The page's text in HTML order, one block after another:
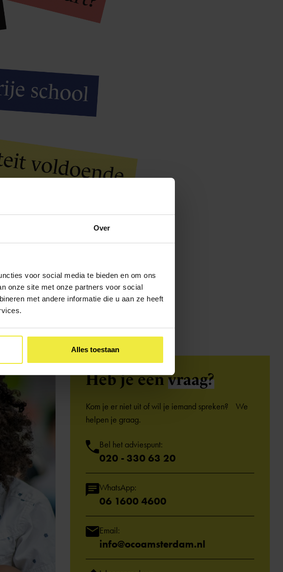
Over
voor social media te bieden en om ons
onze site met onze partners voor social
met andere informatie die u aan ze heeft
Alles toestaan
Heb je eenvraag?
Kom je er niet uit of wil je iemand spreken? We
helpen je graag.
Bel het adviespunt:
020 - 330 63 20
WhatsApp:
06 1600 4600
Email:
info@ocoamsterdam.nl